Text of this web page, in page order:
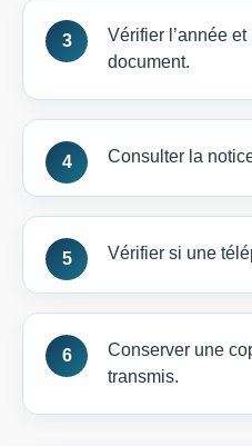
Vérifier l’année
document.
Consulter la
Vérifier si une
Conserver une
transmis.